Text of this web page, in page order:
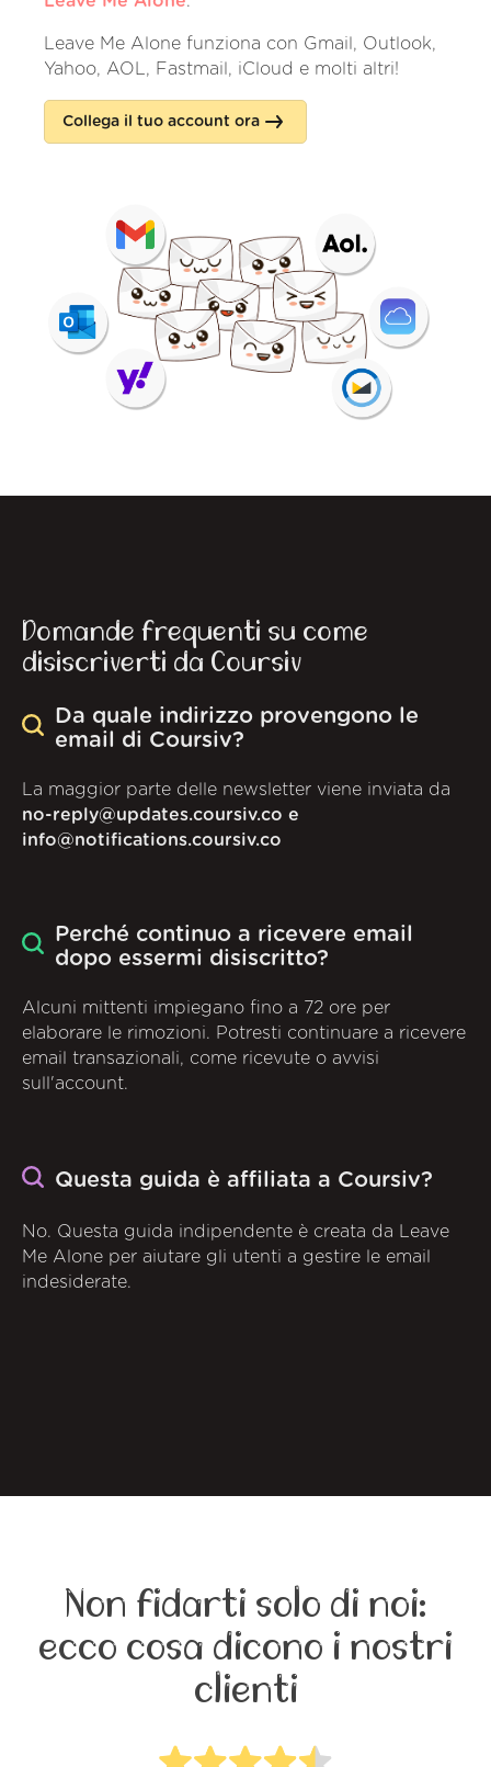
Leave Me Alone funziona con Gmail, Outlook,
Yahoo, AOL, Fastmail, iCloud e molti altri!
Collega il tuo account ora
Domande frequenti su come
disiscriverti da Coursiv
Da quale indirizzo provengono le
email di Coursiv?
La maggior parte delle newsletter viene inviata da
no-reply@updates.coursiv.co e
info@notifications.coursiv.co
Perché continuo a ricevere email
dopo essermi disiscritto?
Alcuni mittenti impiegano fino a 72 ore per
elaborare le rimozioni. Potresti continuare a ricevere
email transazionali, come ricevute o avvisi
sull'account.
Questa guida è affiliata a Coursiv?
No. Questa guida indipendente è creata da Leave
Me Alone per aiutare gli utenti a gestire le email
indesiderate.
Non fidarti solo di noi:
ecco cosa dicono i nostri
clienti